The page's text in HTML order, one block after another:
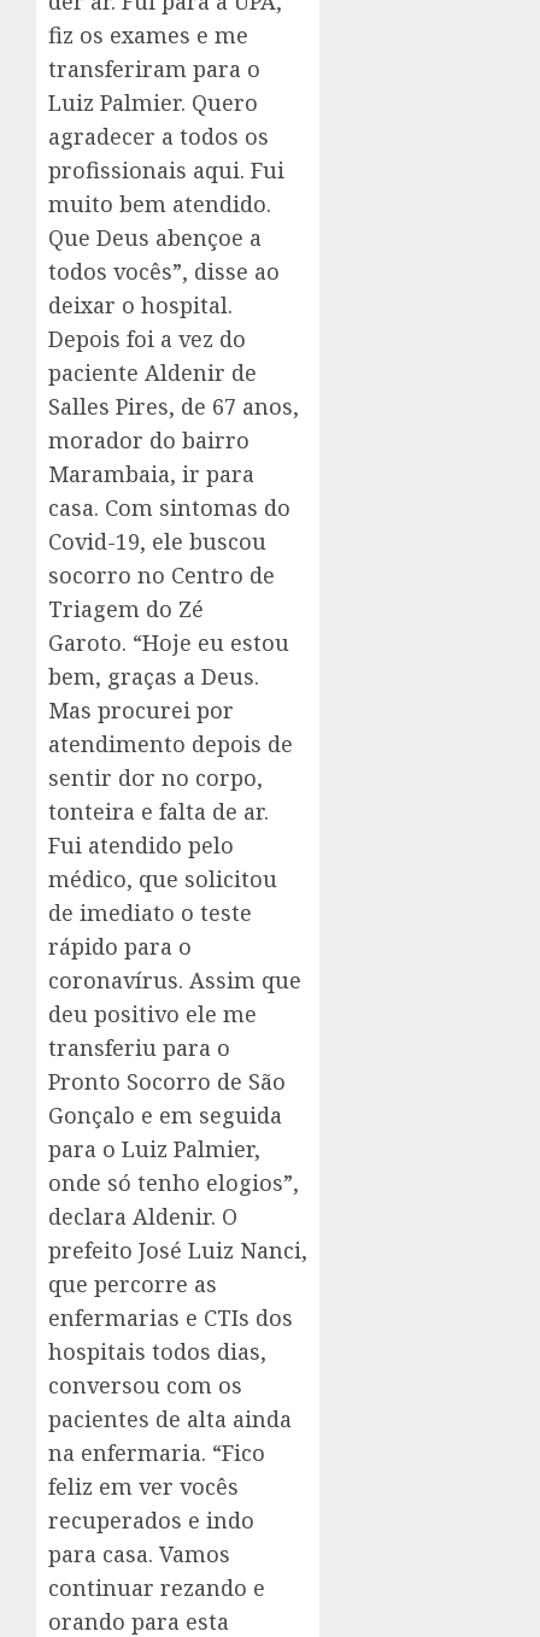
fiz os exames e me
transferiram para o
Luiz Palmier. Quero
agradecer a todos os
profissionais aqui. Fui
muito bem atendido.
Que Deus abençoe a
todos vocês”, disse ao
deixar o hospital.
Depois foi a vez do
paciente Aldenir de
Salles Pires, de 67 anos,
morador do bairro
Marambaia, ir para
casa. Com sintomas do
Covid-19, ele buscou
socorro no Centro de
Triagem do Zé
Garoto. “Hoje eu estou
bem, graças a Deus.
Mas procurei por
atendimento depois de
sentir dor no corpo,
tonteira e falta de ar.
Fui atendido pelo
médico, que solicitou
de imediato o teste
rápido para o
coronavírus. Assim que
deu positivo ele me
transferiu para o
Pronto Socorro de São
Gonçalo e em seguida
para o Luiz Palmier,
onde só tenho elogios”,
declara Aldenir. O
prefeito José Luiz Nanci,
que percorre as
enfermarias e CTIs dos
hospitais todos dias,
conversou com os
pacientes de alta ainda
na enfermaria. “Fico
feliz em ver vocês
recuperados e indo
para casa. Vamos
continuar rezando e
orando para esta